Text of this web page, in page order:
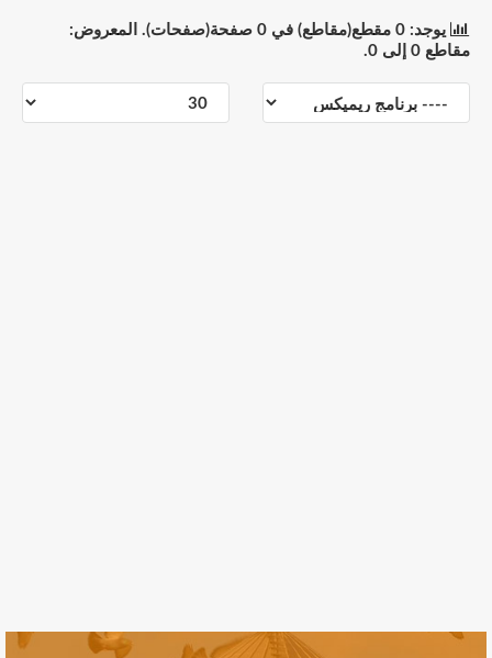
يوجد: 0 مقطع(مقاطع) في 0 صفحة(صفحات). المعروض:
مقاطع 0 إلى 0.